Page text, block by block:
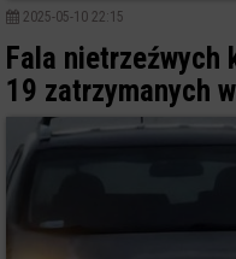
2025-05-10 22:15
Fala nietrzeźwych
19 zatrzymanych